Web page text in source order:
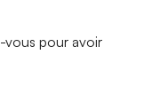
vous pour avoir